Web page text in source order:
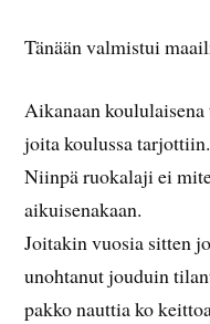
Tänään valmistui
Aikanaan
joita koulussa
Niinpä ruokalaji ei
aikuisenakaan.
Joitakin vuosia sitten
unohtanut jouduin
pakko nauttia ko